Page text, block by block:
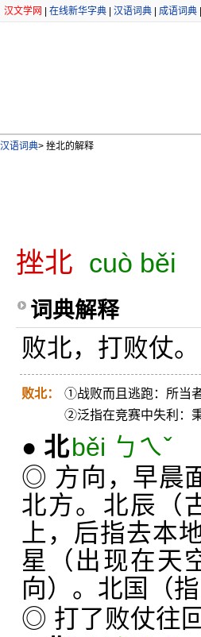
汉文学网 在线新华字典 汉语词典 成语词典
汉语词典> 挫北的解释
挫北 cuò běi
词典解释
败北，打败仗。
败北：
①战败而且逃跑：所当
②泛指在竞赛中失利：
● 北běi ㄅㄟˇ
◎ 方向，早晨
北方。北辰（
上，后指去本
星（出现在天
向）。北国（
◎ 打了败仗往